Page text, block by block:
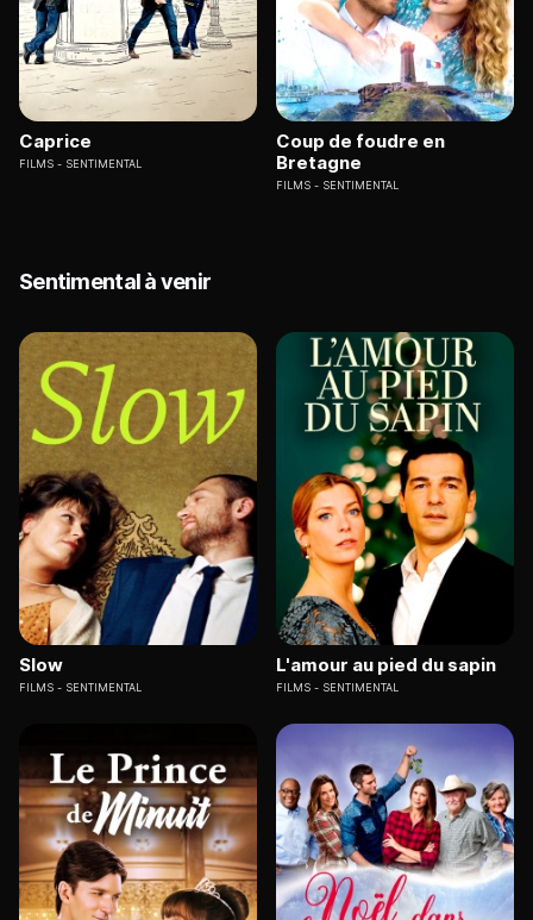
Caprice
FILMS SENTIMENTAL
Coup de foudre en
Bretagne
FILMS SENTIMENTAL
Sentimental à venir
Slow
FILMS SENTIMENTAL
L'amour au pied du sapin
FILMS SENTIMENTAL